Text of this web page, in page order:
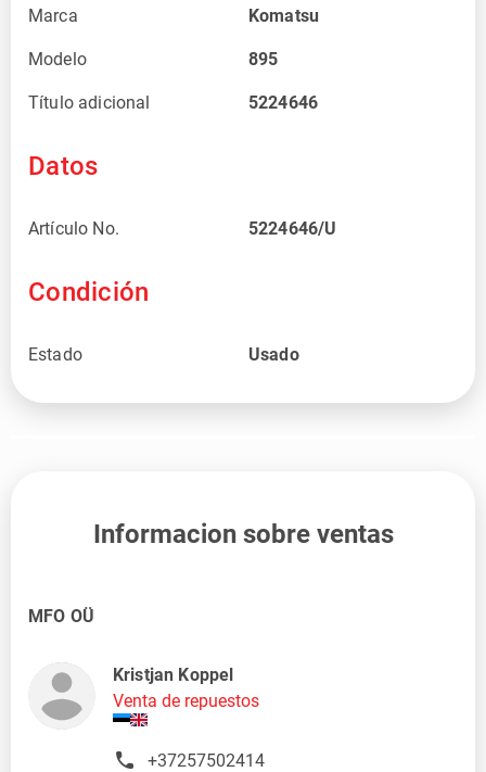
Marca Komatsu
Modelo 895
Título adicional 5224646
Datos
Artículo No. 5224646/U
Condición
Estado Usado
Informacion sobre ventas
MFO OÜ
Kristjan Koppel
Venta de repuestos
+37257502414